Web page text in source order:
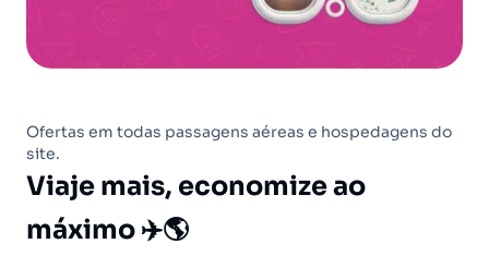
Ofertas em todas passagens aéreas e hospedagens do
site.
Viaje mais, economize ao
máximo ✈️🌎